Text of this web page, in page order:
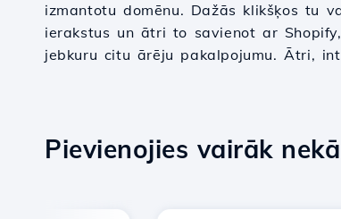
izmantotu domēnu. Dažās klikšķos tu
ierakstus un ātri to savienot ar
jebkuru citu ārēju pakalpojumu. Ātri,
Pievienojies vairāk nekā